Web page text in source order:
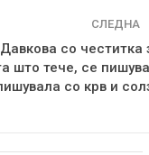
СЛЕДНА
со честитка
што тече, се
со крв и